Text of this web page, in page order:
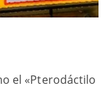
el «Pterodáctilo